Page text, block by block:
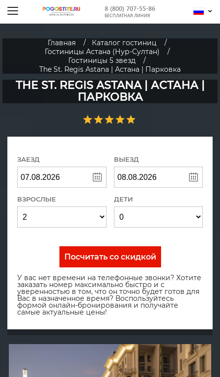
8 (800) 707-55-86
БЕСПЛАТНАЯ ЛИНИЯ
Главная
Каталог гостиниц
Гостиницы Астана (Нур-Султан)
Гостиницы 5 звезд
The St. Regis Astana | Астана | Парковка
THE ST. REGIS ASTANA | АСТАНА |
ПАРКОВКА
ЗАЕЗД ВЫЕЗД
ВЗРОСЛЫЕ ДЕТИ
Посчитать со скидкой
У вас нет времени на телефонные звонки? Хотите
заказать номер максимально быстро и с
уверенностью в том, что он точно будет готов для
Вас в назначенное время? Воспользуйтесь
формой онлайн-бронирования и получайте
самые актуальные цены!